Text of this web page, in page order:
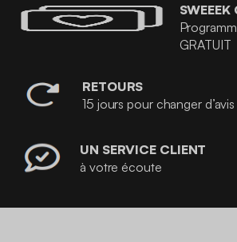
SWEEEK
GRATUIT
RETOURS
15 jours pour changer d’avis
UN SERVICE CLIENT
à votre écoute